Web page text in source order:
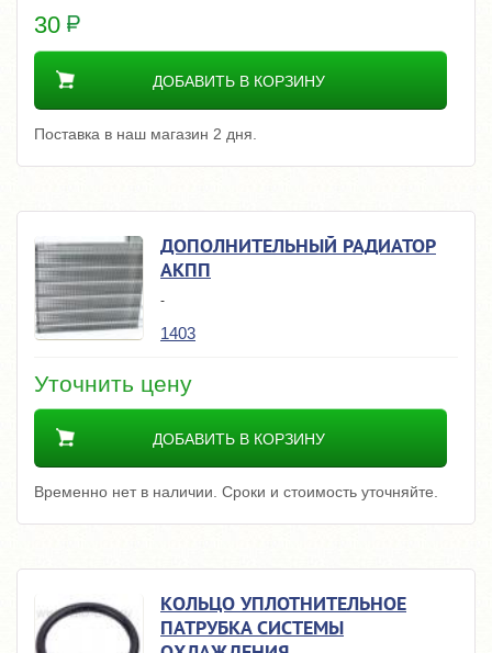
30
ДОБАВИТЬ В КОРЗИНУ
Поставка в наш магазин 2 дня.
ДОПОЛНИТЕЛЬНЫЙ РАДИАТОР
АКПП
-
1403
Уточнить цену
ДОБАВИТЬ В КОРЗИНУ
Временно нет в наличии. Сроки и стоимость уточняйте.
КОЛЬЦО УПЛОТНИТЕЛЬНОЕ
ПАТРУБКА СИСТЕМЫ